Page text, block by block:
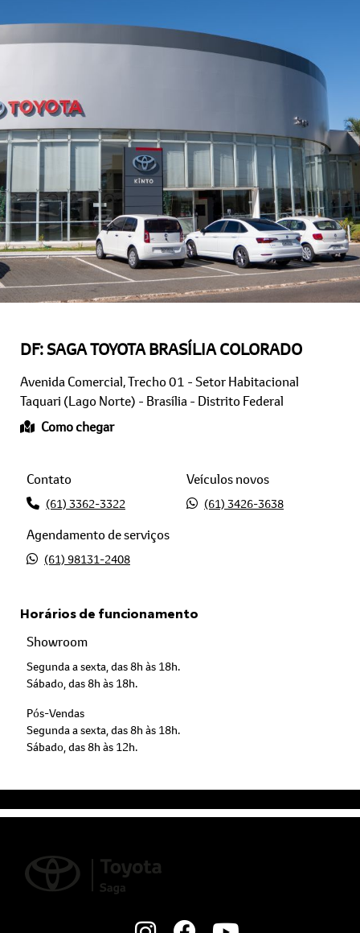
DF: SAGA TOYOTA BRASÍLIA COLORADO
Avenida Comercial, Trecho 01 - Setor Habitacional
Taquari (Lago Norte) - Brasília - Distrito Federal
Como chegar
Contato
(61) 3362-3322
Veículos novos
(61) 3426-3638
Agendamento de serviços
(61) 98131-2408
Horários de funcionamento
Showroom
Segunda a sexta, das 8h às 18h.
Sábado, das 8h às 18h.
Pós-Vendas
Segunda a sexta, das 8h às 18h.
Sábado, das 8h às 12h.